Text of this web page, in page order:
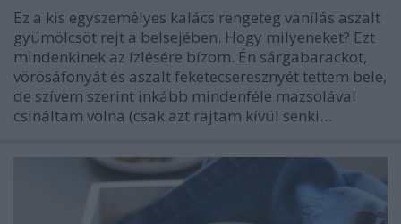
Ez a kis egyszemélyes kalács rengeteg vanílás aszalt
gyümölcsöt rejt a belsejében. Hogy milyeneket? Ezt
mindenkinek az ízlésére bízom. Én sárgabarackot,
vörösáfonyát és aszalt feketecseresznyét tettem bele,
de szívem szerint inkább mindenféle mazsolával
csináltam volna (csak azt rajtam kívül senki…